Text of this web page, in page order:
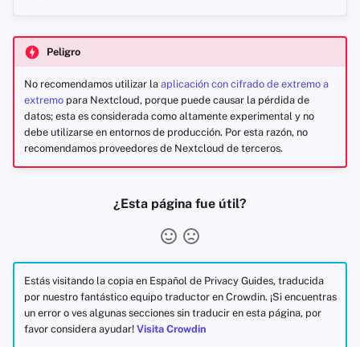
Peligro
No recomendamos utilizar la aplicación con cifrado de extremo a
extremopara Nextcloud, porque puede causar la pérdida de
datos; esta es considerada como altamente experimental y no
debe utilizarse en entornos de producción. Por esta razón, no
recomendamos proveedores de Nextcloud de terceros.
¿Esta página fue útil?
Estás visitando la copia en Español de Privacy Guides, traducida
por nuestro fantástico equipo traductor en Crowdin. ¡Si encuentras
un error o ves algunas secciones sin traducir en esta página, por
favor considera ayudar! Visita Crowdin